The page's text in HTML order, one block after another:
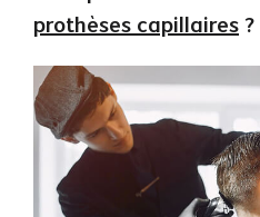
prothèses capillaires ?